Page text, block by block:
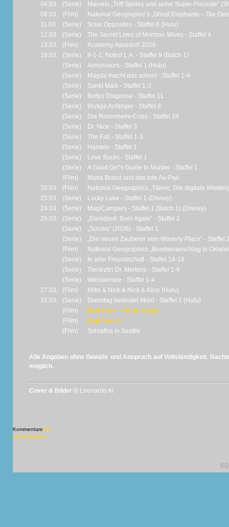
04.03.
(Serie)
Marvels „Triff Spidey und seine Super-Freunde“
08.03.
(Film)
National Geographic’s „Ghost Elephants – Die
11.03.
(Serie)
Solar Opposites - Staffel 6 (Hulu)
12.03.
(Serie)
The Secret Lives of Mormon Wives - Staffel 4
13.03.
(Film)
Academy Awards® 2026
18.03.
(Serie)
9-1-1: Notruf L.A. - Staffel 9 (Batch 1)
(Serie)
Armorsaurs - Staffel 1 (Hulu)
(Serie)
Magda macht das schon! - Staffel 1-4
(Serie)
Sankt Maik - Staffel 1-3
(Serie)
Bettys Diagnose - Staffel 11
(Serie)
Blutige Anfänger - Staffel 6
(Serie)
Die Rosenheim-Cops - Staffel 24
(Serie)
Dr. Nice - Staffel 3
(Serie)
The Fall - Staffel 1-3
(Serie)
Hameln - Staffel 1
(Serie)
Love Sucks - Staffel 1
(Serie)
A Good Girl’s Guide to Murder - Staffel 1
(Film)
Maria Brand und das tote Au-Pair
20.03.
(Film)
National Geographics „Titanic: Die digitale
23.03.
(Serie)
Lucky Luke - Staffel 1 (Disney)
24.03.
(Serie)
MagiCampers - Staffel 1 (Batch 1) (Disney)
25.03.
(Serie)
„Daredevil: Born Again” - Staffel 2
(Serie)
„Scrubs” (2026) - Staffel 1
(Serie)
„Die neuen Zauberer vom Waverly Place“ - Staffel
(Film)
National Geographics „Bombenanschlag in
(Serie)
In aller Freundschaft - Staffel 14-18
(Serie)
Tierärztin Dr. Mertens - Staffel 1-6
(Serie)
Weissensee - Staffel 1-4
27.03.
(Film)
Mike & Nick & Nick & Alice (Hulu)
31.03.
(Serie)
Dienstag bedeutet Mord - Staffel 1 (Hulu)
(Film)
Bad Boys – Harte Jungs
(Film)
Bad Boys II
(Film)
Schlaflos in Seattle
Alle Angaben ohne Gewähr und Anspruch auf Vollständigkeit.
möglich.
Cover & Bilder © Leonardo AI
Kommentare[X]
[X] schließen